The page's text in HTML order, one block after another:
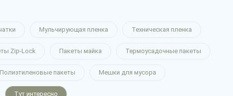
Мульчирующая пленка Техническая пленка
Zip-Lock Пакеты майка Термоусадочные пакеты
Полиэтиленовые пакеты Мешки для мусора
Тут интересно